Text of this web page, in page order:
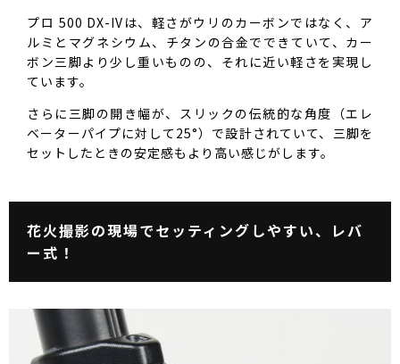
プロ 500 DX-IVは、軽さがウリのカーボンではなく、ア
ルミとマグネシウム、チタンの合金でできていて、カー
ボン三脚より少し重いものの、それに近い軽さを実現し
ています。
さらに三脚の開き幅が、スリックの伝統的な角度（エレ
ベーターパイプに対して25°）で設計されていて、三脚を
セットしたときの安定感もより高い感じがします。
花火撮影の現場でセッティングしやすい、レバ
ー式！